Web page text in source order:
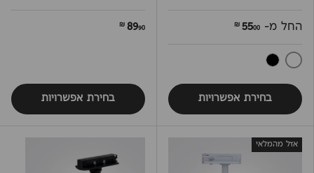
החל מ- 5500 ₪
בחירת אפשרויות
8990 ₪
בחירת אפשרויות
אזל מהמלאי